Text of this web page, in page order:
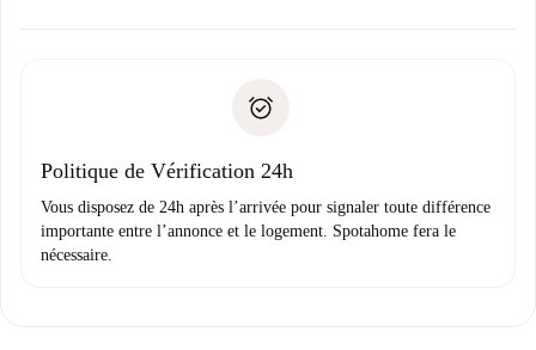
Justificatif de solvabilité
uniquement si aucun problème n'est signalé.
Politique de Vérification 24h
Vous disposez de 24h après l’arrivée pour signaler toute différence
importante entre l’annonce et le logement. Spotahome fera le
nécessaire.